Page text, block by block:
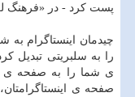
پست کرد - در «فرهنگ
چیدمان اینستاگرام به
را به سلبریتی تبدیل
ی شما را به صفحه ی
صفحه ی